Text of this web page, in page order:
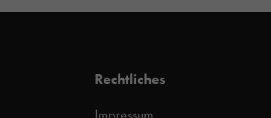
Rechtliches